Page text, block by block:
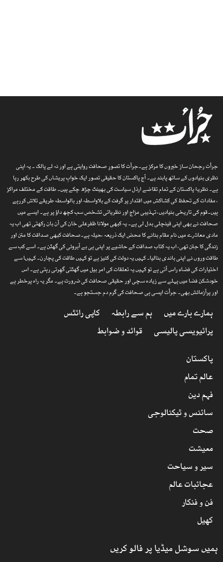
جرأت رجحان ساز خبروں کا مرکز ہے۔جرأت کا تصورِ صحافت روایتی ہے اور نہ لے پالک ۔ یہ اپنی
نظری بنیادوں کے ساتھ پابند ہے۔ آج پاکستان کا حقیقی تصور ایک خوابِ پریشاں کی طرح بکھر رہا
ہے۔ نظریۂ پاکستان کے تمام تقاضے ارذل سیاست کی بھینٹ چڑھ چکے ہیں۔ طاقت کے مختلف مراکز
، مفادات کے تحفظ کی کشاکش میں اقتدار پر گرفت کے بلاواسطہ اور بالواسطہ طریقے تلاش کررہے
ہیں۔قوم کی تاریخی بنیادیں، تہذیبی مزاج اور نظریاتی تشخص سب کچھ داؤ پر ہے۔ ایسے میں
صحافت نے بھی اپنی قینچلی بدل لی ہے۔ یہ کبھی مولانا ظفرعلی خان کی آن بان رکھتی تھی اب یہ
مادی معاشرے میں نام مقام بنانے کا محض ایک ذریعہ ،حیلہ ہے۔صحافت کبھی صداقت کا متن اور
زندگی کا جتن تھی، اب یہ کتاب صداقت کے حاشیے پر اپنی ہی بے آبروئی کی گھٹن ہے۔ اسے کب سے
طاقت وروں نے اپنی باندی بنالیا۔ کہیں یہ دولت کی کنیز ہے تو کہیں طاقت کی پچارن۔ کہیںا سے
اختیارات کی فضاء راس آتی ہے تو کہیں یہ تعلقات کی امر بیل میں گھٹتی گھِرتی رہتی ہے۔ اس
خودشکن فضا میں پہلے سے زیادہ سچی اور حقیقی صحافت کی ضرورت ہے۔ مگر یہ راہ پرخطر ہے
اور پرآزمائش بھی۔ جرأت ایسی ہی صحافت کی گرم دم جستجو ہے۔
ہمارے بارے میں ہم سے رابطہ
کاپی رائٹس
پرائیویسی پالیسی
قوائد و ضوابط
پاکستان
عالم تمام
فہم دین
سائنس و ٹیکنالوجی
صحت
معیشت
سیر و سیاحت
عجائبات عالم
فن و فنکار
کھیل
ہمیں سوشل میڈیا پر فالو کریں